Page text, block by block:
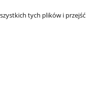
tych plików i przejść